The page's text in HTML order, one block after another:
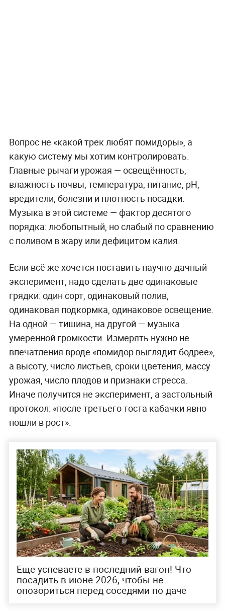
Вопрос не «какой трек любят помидоры», а
какую систему мы хотим контролировать.
Главные рычаги урожая — освещённость,
влажность почвы, температура, питание, pH,
вредители, болезни и плотность посадки.
Музыка в этой системе — фактор десятого
порядка: любопытный, но слабый по сравнению
с поливом в жару или дефицитом калия.
Если всё же хочется поставить научно-дачный
эксперимент, надо сделать две одинаковые
грядки: один сорт, одинаковый полив,
одинаковая подкормка, одинаковое освещение.
На одной — тишина, на другой — музыка
умеренной громкости. Измерять нужно не
впечатления вроде «помидор выглядит бодрее»,
а высоту, число листьев, сроки цветения, массу
урожая, число плодов и признаки стресса.
Иначе получится не эксперимент, а застольный
протокол: «после третьего тоста кабачки явно
пошли в рост».
Ещё успеваете в последний вагон! Что
посадить в июне 2026, чтобы не
опозориться перед соседями по даче